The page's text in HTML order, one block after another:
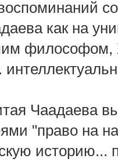
как на
философом,
Чаадаева
"право на
историю...